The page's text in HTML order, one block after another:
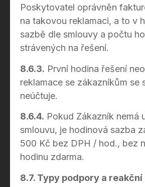
Poskytovatel oprávněn
na takovou reklamaci, a to v
sazbě dle smlouvy a počtu
strávených na řešení.
8.6.3. První hodina řešení
reklamace se zákazníkům se
neúčtuje.
8.6.4. Pokud Zákazník nemá
smlouvu, je hodinová sazba
500 Kč bez DPH / hod., bez
hodinu zdarma.
8.7. Typy podpory a